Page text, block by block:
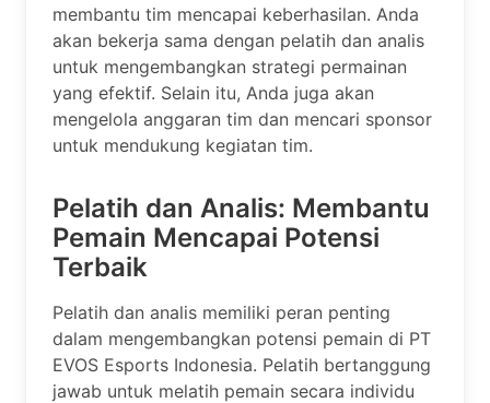
membantu tim mencapai keberhasilan. Anda
akan bekerja sama dengan pelatih dan analis
untuk mengembangkan strategi permainan
yang efektif. Selain itu, Anda juga akan
mengelola anggaran tim dan mencari sponsor
untuk mendukung kegiatan tim.
Pelatih dan Analis: Membantu
Pemain Mencapai Potensi
Terbaik
Pelatih dan analis memiliki peran penting
dalam mengembangkan potensi pemain di PT
EVOS Esports Indonesia. Pelatih bertanggung
jawab untuk melatih pemain secara individu